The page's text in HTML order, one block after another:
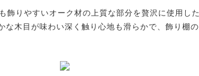
りやすいオーク材の上質な部分を贅沢に使用し
木目が味わい深く触り心地も滑らかで、飾り棚